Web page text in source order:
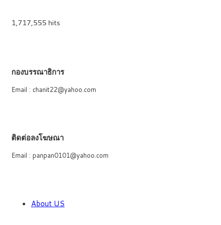
1,717,555 hits
กองบรรณาธิการ
Email : chanit22@yahoo.com
ติดต่อลงโฆษณา
Email : panpan0101@yahoo.com
About US